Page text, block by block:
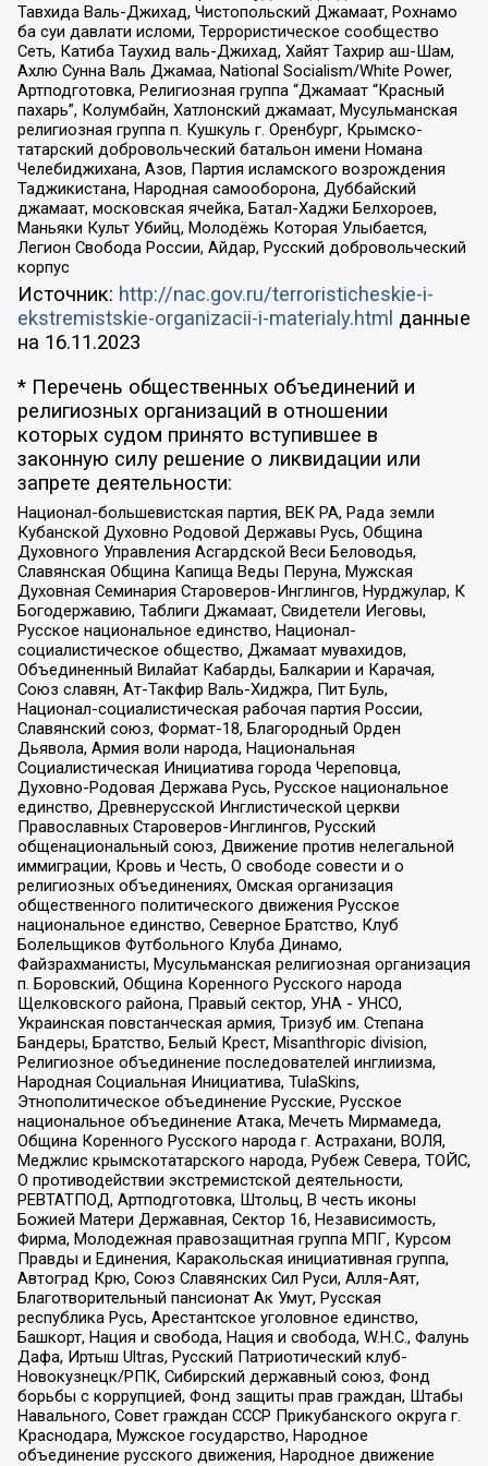
Тавхида Валь-Джихад, Чистопольский Джамаат, Рохнамо
ба суи давлати исломи, Террористическое сообщество
Сеть, Катиба Таухид валь-Джихад, Хайят Тахрир аш-Шам,
Ахлю Сунна Валь Джамаа, National Socialism/White Power,
Артподготовка, Религиозная группа “Джамаат “Красный
пахарь”, Колумбайн, Хатлонский джамаат, Мусульманская
религиозная группа п. Кушкуль г. Оренбург, Крымско-
татарский добровольческий батальон имени Номана
Челебиджихана, Азов, Партия исламского возрождения
Таджикистана, Народная самооборона, Дуббайский
джамаат, московская ячейка, Батал-Хаджи Белхороев,
Маньяки Культ Убийц, Молодёжь Которая Улыбается,
Легион Свобода России, Айдар, Русский добровольческий
корпус
Источник: http://nac.gov.ru/terroristicheskie-i-
ekstremistskie-organizacii-i-materialy.html данные
на 16.11.2023
* Перечень общественных объединений и
религиозных организаций в отношении
которых судом принято вступившее в
законную силу решение о ликвидации или
запрете деятельности:
Национал-большевистская партия, ВЕК РА, Рада земли
Кубанской Духовно Родовой Державы Русь, Община
Духовного Управления Асгардской Веси Беловодья,
Славянская Община Капища Веды Перуна, Мужская
Духовная Семинария Староверов-Инглингов, Нурджулар, К
Богодержавию, Таблиги Джамаат, Свидетели Иеговы,
Русское национальное единство, Национал-
социалистическое общество, Джамаат мувахидов,
Объединенный Вилайат Кабарды, Балкарии и Карачая,
Союз славян, Ат-Такфир Валь-Хиджра, Пит Буль,
Национал-социалистическая рабочая партия России,
Славянский союз, Формат-18, Благородный Орден
Дьявола, Армия воли народа, Национальная
Социалистическая Инициатива города Череповца,
Духовно-Родовая Держава Русь, Русское национальное
единство, Древнерусской Инглистической церкви
Православных Староверов-Инглингов, Русский
общенациональный союз, Движение против нелегальной
иммиграции, Кровь и Честь, О свободе совести и о
религиозных объединениях, Омская организация
общественного политического движения Русское
национальное единство, Северное Братство, Клуб
Болельщиков Футбольного Клуба Динамо,
Файзрахманисты, Мусульманская религиозная организация
п. Боровский, Община Коренного Русского народа
Щелковского района, Правый сектор, УНА - УНСО,
Украинская повстанческая армия, Тризуб им. Степана
Бандеры, Братство, Белый Крест, Misanthropic division,
Религиозное объединение последователей инглиизма,
Народная Социальная Инициатива, TulaSkins,
Этнополитическое объединение Русские, Русское
национальное объединение Атака, Мечеть Мирмамеда,
Община Коренного Русского народа г. Астрахани, ВОЛЯ,
Меджлис крымскотатарского народа, Рубеж Севера, ТОЙС,
О противодействии экстремистской деятельности,
РЕВТАТПОД, Артподготовка, Штольц, В честь иконы
Божией Матери Державная, Сектор 16, Независимость,
Фирма, Молодежная правозащитная группа МПГ, Курсом
Правды и Единения, Каракольская инициативная группа,
Автоград Крю, Союз Славянских Сил Руси, Алля-Аят,
Благотворительный пансионат Ак Умут, Русская
республика Русь, Арестантское уголовное единство,
Башкорт, Нация и свобода, Нация и свобода, W.H.С., Фалунь
Дафа, Иртыш Ultras, Русский Патриотический клуб-
Новокузнецк/РПК, Сибирский державный союз, Фонд
борьбы с коррупцией, Фонд защиты прав граждан, Штабы
Навального, Совет граждан СССР Прикубанского округа г.
Краснодара, Мужское государство, Народное
объединение русского движения, Народное движение